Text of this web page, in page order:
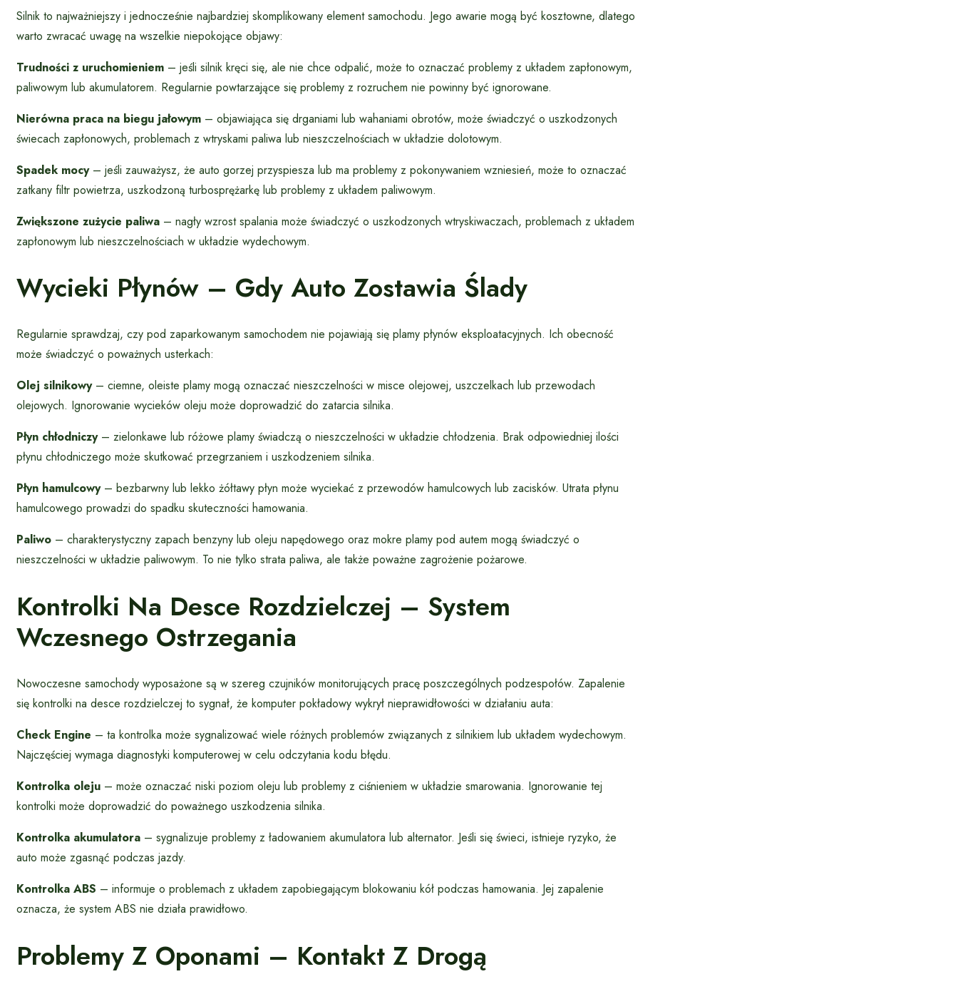
Silnik to najważniejszy i jednocześnie najbardziej skomplikowany element samochodu. Jego awarie mogą być kosztowne, dlatego
warto zwracać uwagę na wszelkie niepokojące objawy:
Trudności z uruchomieniem – jeśli silnik kręci się, ale nie chce odpalić, może to oznaczać problemy z układem zapłonowym,
paliwowym lub akumulatorem. Regularnie powtarzające się problemy z rozruchem nie powinny być ignorowane.
Nierówna praca na biegu jałowym – objawiająca się drganiami lub wahaniami obrotów, może świadczyć o uszkodzonych
świecach zapłonowych, problemach z wtryskami paliwa lub nieszczelnościach w układzie dolotowym.
Spadek mocy– jeśli zauważysz, że auto gorzej przyspiesza lub ma problemy z pokonywaniem wzniesień, może to oznaczać
zatkany filtr powietrza, uszkodzoną turbosprężarkę lub problemy z układem paliwowym.
Zwiększone zużycie paliwa – nagły wzrost spalania może świadczyć o uszkodzonych wtryskiwaczach, problemach z układem
zapłonowym lub nieszczelnościach w układzie wydechowym.
Wycieki Płynów – Gdy Auto Zostawia Ślady
Regularnie sprawdzaj, czy pod zaparkowanym samochodem nie pojawiają się plamy płynów eksploatacyjnych. Ich obecność
może świadczyć o poważnych usterkach:
Olej silnikowy– ciemne, oleiste plamy mogą oznaczać nieszczelności w misce olejowej, uszczelkach lub przewodach
olejowych. Ignorowanie wycieków oleju może doprowadzić do zatarcia silnika.
Płyn chłodniczy– zielonkawe lub różowe plamy świadczą o nieszczelności w układzie chłodzenia. Brak odpowiedniej ilości
płynu chłodniczego może skutkować przegrzaniem i uszkodzeniem silnika.
Płyn hamulcowy– bezbarwny lub lekko żółtawy płyn może wyciekać z przewodów hamulcowych lub zacisków. Utrata płynu
hamulcowego prowadzi do spadku skuteczności hamowania.
Paliwo – charakterystyczny zapach benzyny lub oleju napędowego oraz mokre plamy pod autem mogą świadczyć o
nieszczelności w układzie paliwowym. To nie tylko strata paliwa, ale także poważne zagrożenie pożarowe.
Kontrolki Na Desce Rozdzielczej – System
Wczesnego Ostrzegania
Nowoczesne samochody wyposażone są w szereg czujników monitorujących pracę poszczególnych podzespołów. Zapalenie
się kontrolki na desce rozdzielczej to sygnał, że komputer pokładowy wykrył nieprawidłowości w działaniu auta:
Check Engine – ta kontrolka może sygnalizować wiele różnych problemów związanych z silnikiem lub układem wydechowym.
Najczęściej wymaga diagnostyki komputerowej w celu odczytania kodu błędu.
Kontrolka oleju – może oznaczać niski poziom oleju lub problemy z ciśnieniem w układzie smarowania. Ignorowanie tej
kontrolki może doprowadzić do poważnego uszkodzenia silnika.
Kontrolka akumulatora – sygnalizuje problemy z ładowaniem akumulatora lub alternator. Jeśli się świeci, istnieje ryzyko, że
auto może zgasnąć podczas jazdy.
Kontrolka ABS – informuje o problemach z układem zapobiegającym blokowaniu kół podczas hamowania. Jej zapalenie
oznacza, że system ABS nie działa prawidłowo.
Problemy Z Oponami – Kontakt Z Drogą